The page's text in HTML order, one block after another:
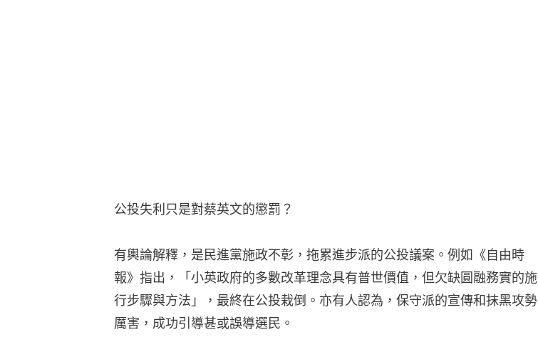
公投失利只是對蔡英文的懲罰？
有輿論解釋，是民進黨施政不彰，拖累進步派的公投議案。例如《自由時
報》指出，「小英政府的多數改革理念具有普世價值，但欠缺圓融務實的施
行步驟與方法」，最終在公投栽倒。亦有人認為，保守派的宣傳和抹黑攻勢
厲害，成功引導甚或誤導選民。